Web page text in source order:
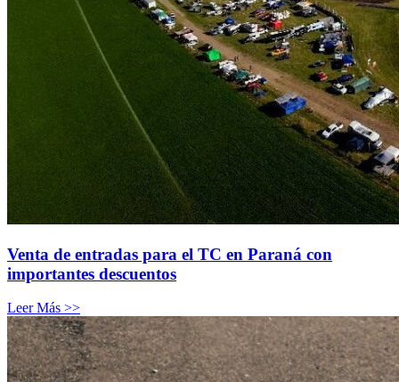
Venta de entradas para el TC en Paraná con
importantes descuentos
Leer Más >>